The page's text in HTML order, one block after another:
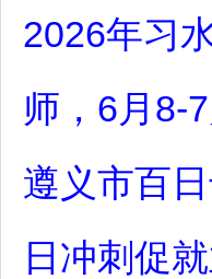
2026年习
师，6月8-
遵义市百
日冲刺促